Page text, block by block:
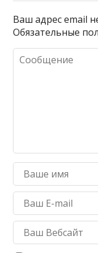
Ваш адрес email
Обязательные